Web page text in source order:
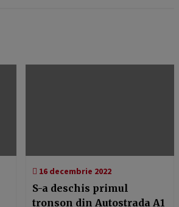
16 decembrie 2022
S-a deschis primul
tronson din Autostrada A1